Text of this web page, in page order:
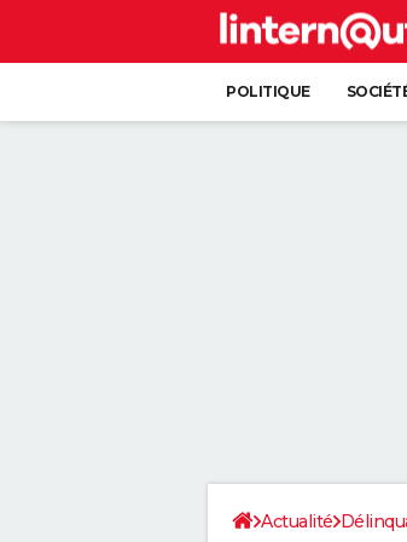
POLITIQUE
Actualité